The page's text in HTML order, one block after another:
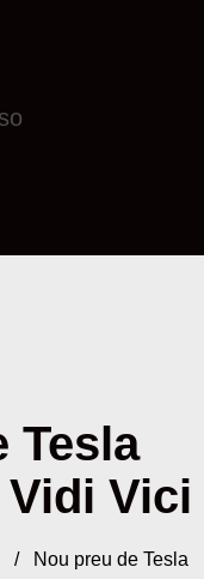
Tesla
Vidi Vici
/ Nou preu de Tesla